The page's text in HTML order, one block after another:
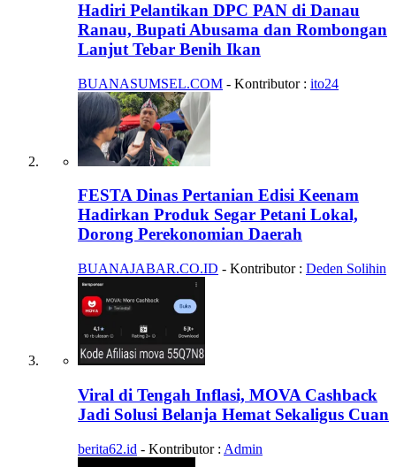
Hadiri Pelantikan DPC PAN di Danau
Ranau, Bupati Abusama dan Rombongan
Lanjut Tebar Benih Ikan
BUANASUMSEL.COM - Kontributor : ito24
FESTA Dinas Pertanian Edisi Keenam
Hadirkan Produk Segar Petani Lokal,
Dorong Perekonomian Daerah
BUANAJABAR.CO.ID - Kontributor : Deden Solihin
Viral di Tengah Inflasi, MOVA Cashback
Jadi Solusi Belanja Hemat Sekaligus Cuan
berita62.id - Kontributor : Admin